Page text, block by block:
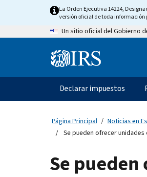
content
La Orden Ejecutiva 14224,
versión oficial de toda información
Un sitio oficial del Gobierno
Information
Navegación
principal
Declarar impuestos
Página Principal Noticias en
Se pueden ofrecer
Se